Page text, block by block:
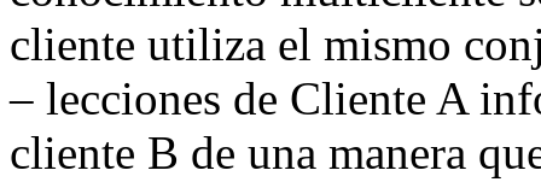
cliente utiliza el mismo
– lecciones de Cliente A
cliente B de una manera